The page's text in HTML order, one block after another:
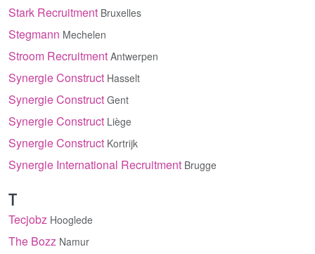
Stark Recruitment Bruxelles
Stegmann Mechelen
Stroom Recruitment Antwerpen
Synergie Construct Hasselt
Synergie Construct Gent
Synergie Construct Liège
Synergie Construct Kortrijk
Synergie International Recruitment Brugge
T
Tecjobz Hooglede
The Bozz Namur